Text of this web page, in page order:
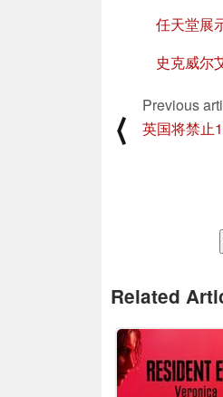
任天堂展
史克威尔
⟨
Previous
英国将禁止
Related